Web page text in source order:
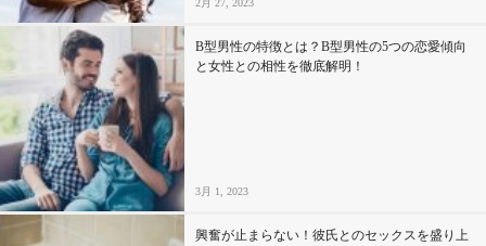
2月 27, 2023
B型男性の特徴とは？B型男性の5つの恋愛傾向
と女性との相性を徹底解明！
3月 1, 2023
興奮が止まらない！彼氏とのセックスを盛り上